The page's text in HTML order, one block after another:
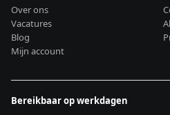
Over ons
Vacatures
Blog
Mijn account
Bereikbaar op werkdagen